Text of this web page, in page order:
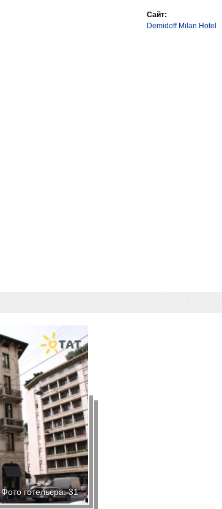
Сайт:
Demidoff Milan Hotel
Фото готельєра: 31